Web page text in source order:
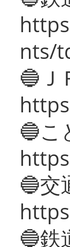
nts/
🔵Ｊ
🔵こ
🔵交
🔵鉄